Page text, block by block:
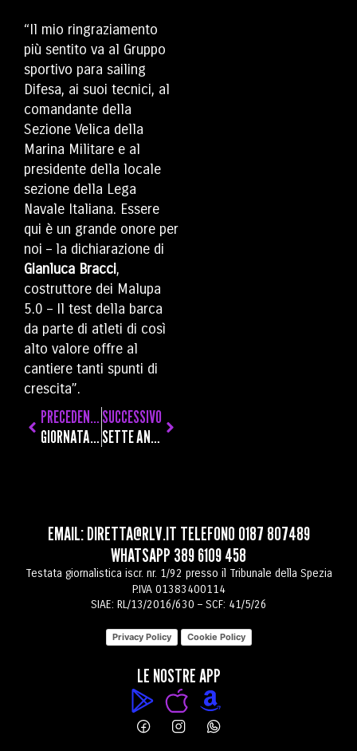
“Il mio ringraziamento
più sentito va al Gruppo
sportivo para sailing
Difesa, ai suoi tecnici, al
comandante della
Sezione Velica della
Marina Militare e al
presidente della locale
sezione della Lega
Navale Italiana. Essere
qui è un grande onore per
noi – la dichiarazione di
Gianluca Bracci,
costruttore dei Malupa
5.0 – Il test della barca
da parte di atleti di così
alto valore offre al
cantiere tanti spunti di
crescita”.
PRECEDENTE
GIORNATA DEL PERSONALE SANITARIO, NURSING UP SUI COLLEGHI SCOMPARSI: “LA MEMORIA SENZA RIFORME È SOLO UN RITUALE”
SUCCESSIVO
SETTE ANELLI A PIEDI NELLA VALLATA DI LEVANTO, UNA GUIDA GRATUITA PER UNA SETTIMANA CHE RIGENERA
EMAIL:DIRETTA@RLV.IT TELEFONO 0187 807489
WHATSAPP 389 6109 458
Testata giornalistica iscr. nr. 1/92 presso il Tribunale della Spezia
P.IVA 01383400114
SIAE: RL/13/2016/630 – SCF: 41/5/26
Privacy Policy Cookie Policy
LE NOSTRE APP